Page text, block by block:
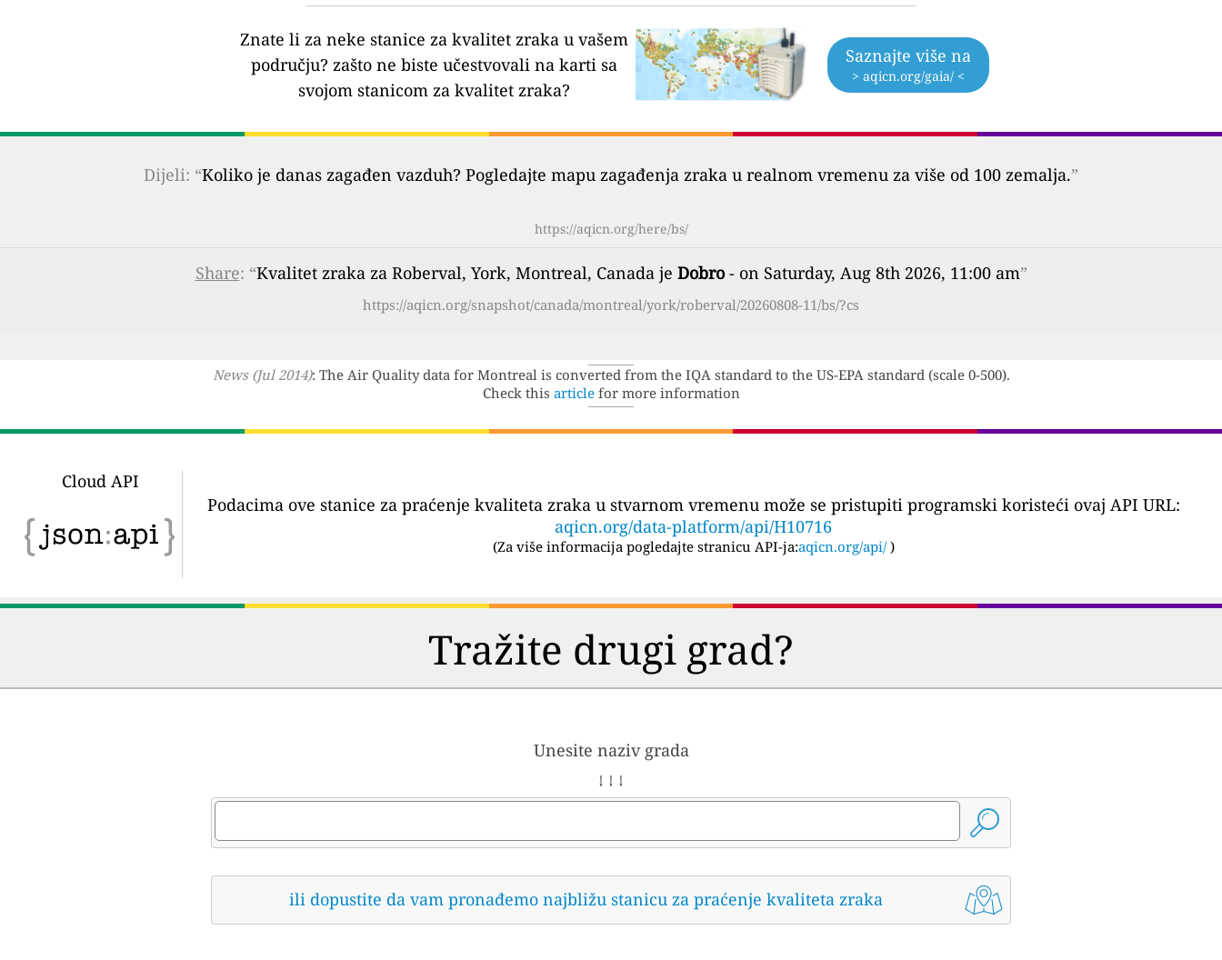
Znate li za neke stanice za kvalitet zraka u vašem
području? zašto ne biste učestvovali na karti sa
svojom stanicom za kvalitet zraka?
Saznajte više na
> aqicn.org/gaia/ <
Dijeli: “Koliko je danas zagađen vazduh? Pogledajte mapu zagađenja zraka u realnom vremenu za više od 100 zemalja.”
https://aqicn.org/here/bs/
Share: “Kvalitet zraka za Roberval, York, Montreal, Canada je Dobro- on Saturday, Aug 8th 2026, 11:00 am”
https://aqicn.org/snapshot/canada/montreal/york/roberval/20260808-11/bs/?cs
News (Jul 2014): The Air Quality data for Montreal is converted from the IQA standard to the US-EPA standard (scale 0-500).
Check this articlefor more information
Cloud API
Podacima ove stanice za praćenje kvaliteta zraka u stvarnom vremenu može se pristupiti programski koristeći ovaj API URL:
aqicn.org/data-platform/api/H10716
(Za više informacija pogledajte stranicu API-ja:aqicn.org/api/ )
Tražite drugi grad?
Unesite naziv grada
↓ ↓ ↓
ili dopustite da vam pronađemo najbližu stanicu za praćenje kvaliteta zraka